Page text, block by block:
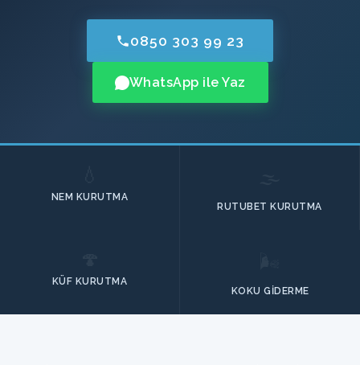
0850 303 99 23
WhatsApp ile Yaz
NEM KURUTMA
RUTUBET KURUTMA
KÜF KURUTMA
KOKU GIDERME